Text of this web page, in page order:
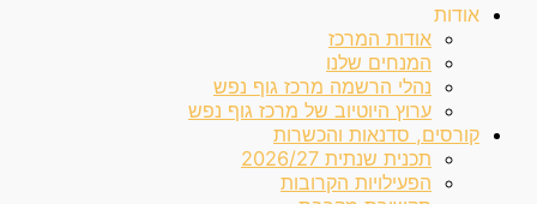
אודות
אודות המרכז
המנחים שלנו
נהלי הרשמה מרכז גוף נפש
ערוץ היוטיוב של מרכז גוף נפש
קורסים, סדנאות והכשרות
תכנית שנתית 2026/27
הפעילויות הקרובות